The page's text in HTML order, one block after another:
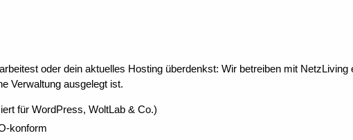
oder dein aktuelles Hosting überdenkst: Wir betreiben mit
Verwaltung ausgelegt ist.
für WordPress, WoltLab & Co.)
konform